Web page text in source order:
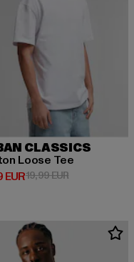
EUR
CLASSICS
Loose Tee
EUR 15,99 EUR
19,99 EURPrix en